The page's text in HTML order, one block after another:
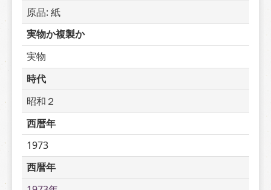
原品: 紙
実物か複製か
実物
時代
昭和２
西暦年
1973
西暦年